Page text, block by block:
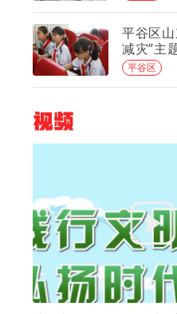
平谷区
减灾”主
活动
平谷区
视频